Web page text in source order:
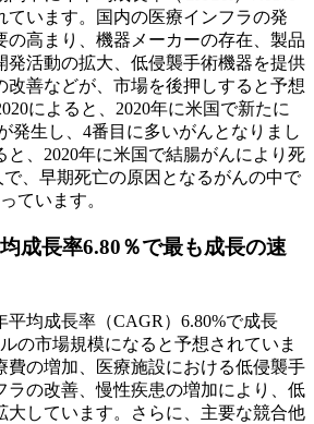
ています。国内の医療インフラの発
の高まり、機器メーカーの存在、製品
発活動の拡大、低侵襲手術機器を提供
改善などが、市場を後押しすると予想
によると、2020年に米国で新たに
発生し、4番目に多いがんとなりまし
と、2020年に米国で結腸がんにより死
で、早期死亡の原因となるがんの中で
ています。
成長率6.80％で最も成長の速
平均成長率（CAGR）6.80%で成長
の市場規模になると予想されていま
費の増加、医療施設における低侵襲手
ラの改善、慢性疾患の増加により、低
大しています。さらに、主要な競合他